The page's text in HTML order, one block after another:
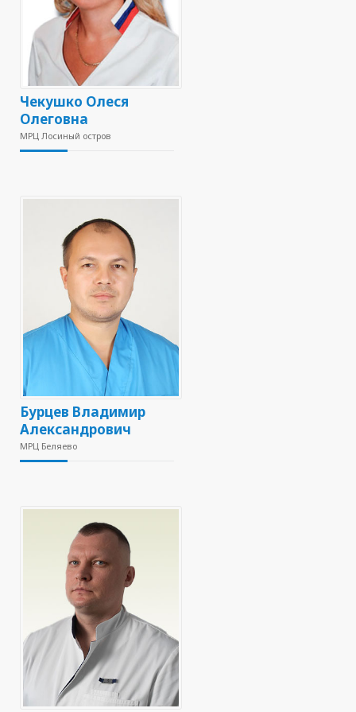
Чекушко Олеся
Олеговна
МРЦ Лосиный остров
Бурцев Владимир
Александрович
МРЦ Беляево